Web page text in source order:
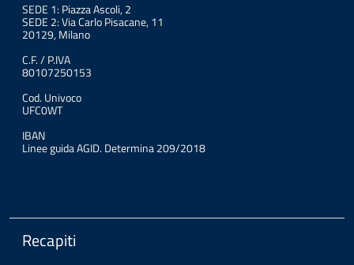
SEDE 1: Piazza Ascoli, 2
SEDE 2: Via Carlo Pisacane, 11
20129, Milano
C.F. / P.IVA
80107250153
Cod. Univoco
UFC0WT
IBAN
Linee guida AGID. Determina 209/2018
Recapiti